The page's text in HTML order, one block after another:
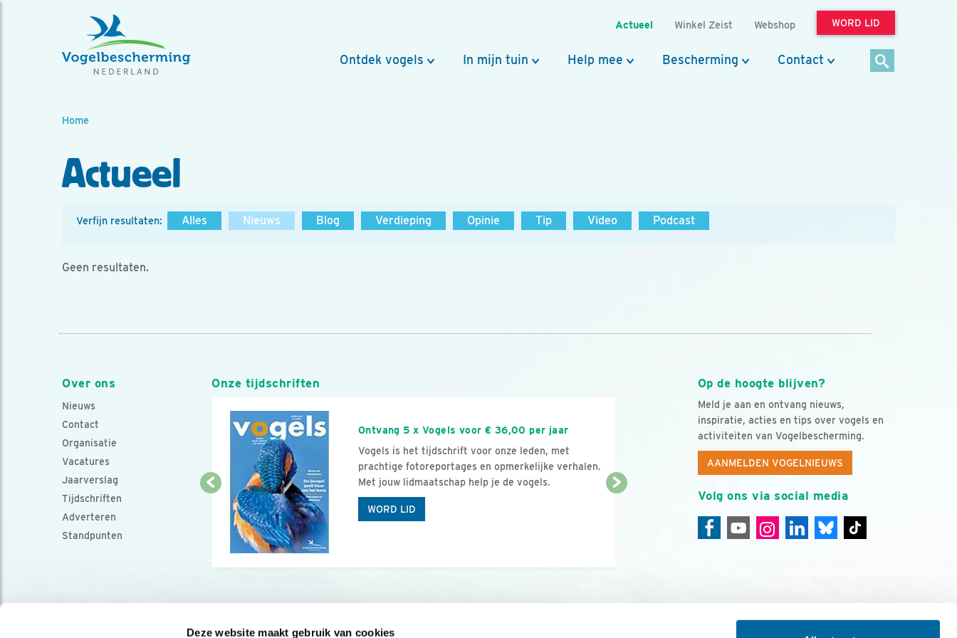
Deze website maakt gebruik van cookies
Actueel Winkel Zeist Webshop WORD LID
Ontdek vogels In mijn tuin Help mee Bescherming Contact
Home
Actueel
Verfijn resultaten: Alles Nieuws Blog Verdieping Opinie Tip Video Podcast
Geen resultaten.
Over ons
Nieuws
Contact
Organisatie
Vacatures
Jaarverslag
Tijdschriften
Adverteren
Standpunten
Op de hoogte blijven?
Meld je aan en ontvang nieuws,
inspiratie, acties en tips over vogels en
activiteiten van Vogelbescherming.
AANMELDEN VOGELNIEUWS
Volg ons via social media
Onze tijdschriften
Ontvang 5 x Vogels voor € 36,00 per jaar
Vogels is het tijdschrift voor onze leden, met
prachtige fotoreportages en opmerkelijke verhalen.
Met jouw lidmaatschap help je de vogels.
WORD LID